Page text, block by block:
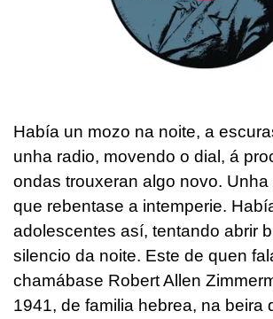
Había un mozo na noite, a
unha radio, movendo o dial, á
ondas trouxeran algo novo.
que rebentase a intemperie.
adolescentes así, tentando abrir
silencio da noite. Este de quen
chamábase Robert Allen
1941, de familia hebrea, na beira